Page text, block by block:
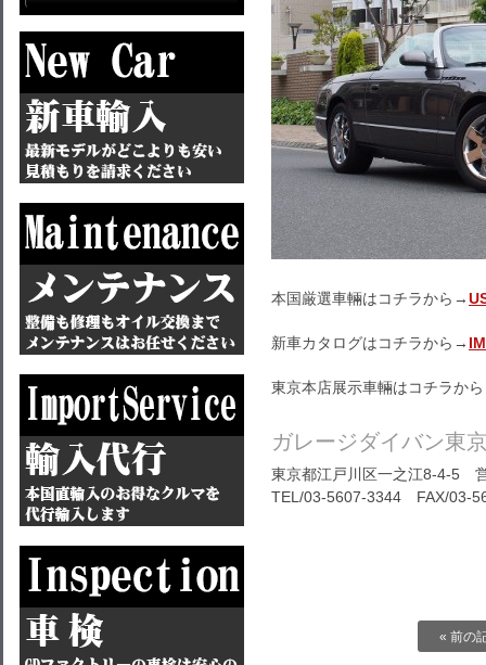
本国厳選車輛はコチラから→
新車カタログはコチラから→
東京本店展示車輛はコチラか
ガレージダイバン東
東京都江戸川区一之江8-4-5
TEL/03-5607-3344 FAX/03-
« 前の